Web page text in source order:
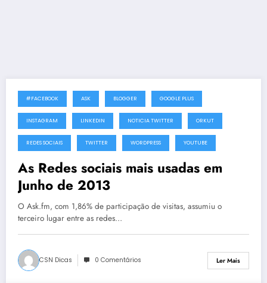
10 de Julho, 2013
#FACEBOOK ASK BLOGGER GOOGLE PLUS
INSTAGRAM LINKEDIN NOTICIA TWITTER ORKUT
REDES SOCIAIS TWITTER WORDPRESS YOUTUBE
As Redes sociais mais usadas em
Junho de 2013
O Ask.fm, com 1,86% de participação de visitas, assumiu o
terceiro lugar entre as redes…
CSN Dicas 0 Comentários Ler Mais